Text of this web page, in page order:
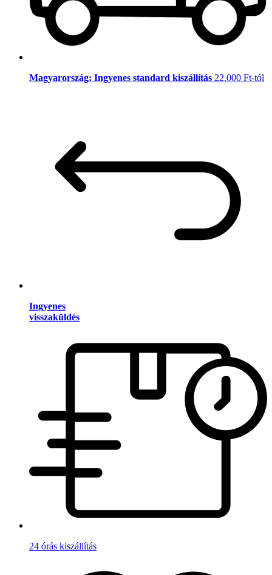
Magyarország: Ingyenes standard kiszállítás 22.000 Ft-tól
Ingyenes
visszaküldés
24 órás kiszállítás